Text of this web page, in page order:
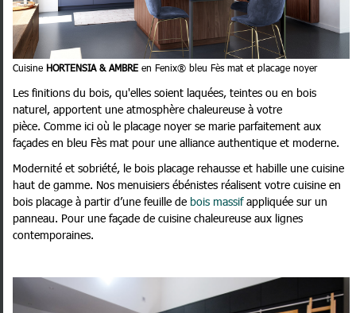
Cuisine HORTENSIA & AMBRE en Fenix® bleu Fès mat et placage noyer
Les finitions du bois, qu'elles soient laquées, teintes ou en bois
naturel, apportent une atmosphère chaleureuse à votre
pièce. Comme ici où le placage noyer se marie parfaitement aux
façades en bleu Fès mat pour une alliance authentique et moderne.
Modernité et sobriété, le bois placage rehausse et habille une cuisine
haut de gamme. Nos menuisiers ébénistes réalisent votre cuisine en
bois placage à partir d’une feuille de bois massifappliquée sur un
panneau. Pour une façade de cuisine chaleureuse aux lignes
contemporaines.